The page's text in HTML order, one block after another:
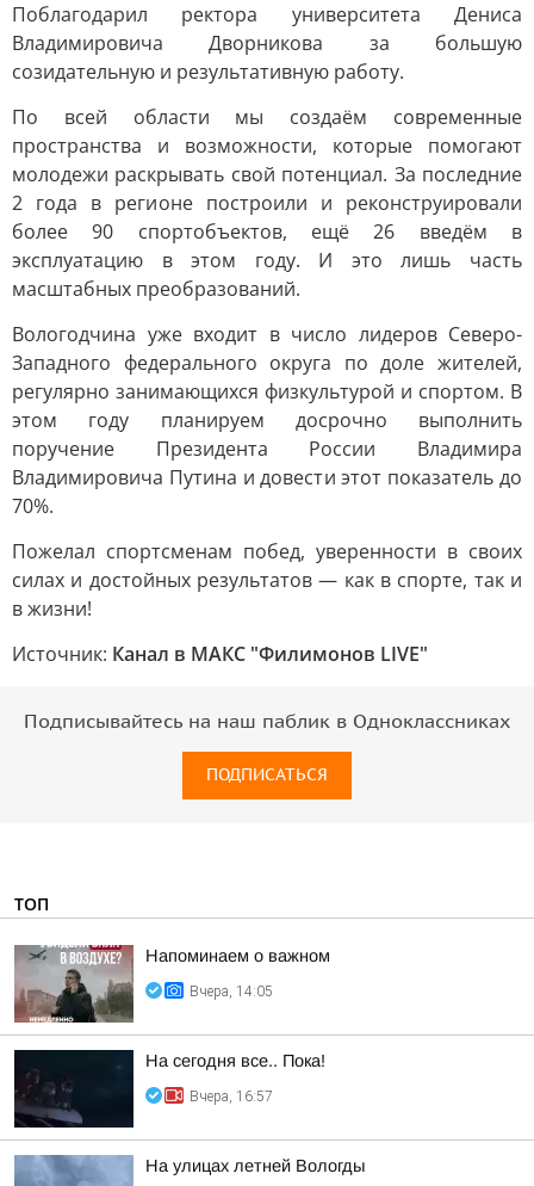
Поблагодарил ректора университета Дениса
Владимировича Дворникова за большую
созидательную и результативную работу.
По всей области мы создаём современные
пространства и возможности, которые помогают
молодежи раскрывать свой потенциал. За последние
2 года в регионе построили и реконструировали
более 90 спортобъектов, ещё 26 введём в
эксплуатацию в этом году. И это лишь часть
масштабных преобразований.
Вологодчина уже входит в число лидеров Северо-
Западного федерального округа по доле жителей,
регулярно занимающихся физкультурой и спортом. В
этом году планируем досрочно выполнить
поручение Президента России Владимира
Владимировича Путина и довести этот показатель до
70%.
Пожелал спортсменам побед, уверенности в своих
силах и достойных результатов — как в спорте, так и
в жизни!
Источник: Канал в МАКС "Филимонов LIVE"
Подписывайтесь на наш паблик в Одноклассниках
ПОДПИСАТЬСЯ
ТОП
Напоминаем о важном
Вчера, 14:05
На сегодня все.. Пока!
Вчера, 16:57
На улицах летней Вологды